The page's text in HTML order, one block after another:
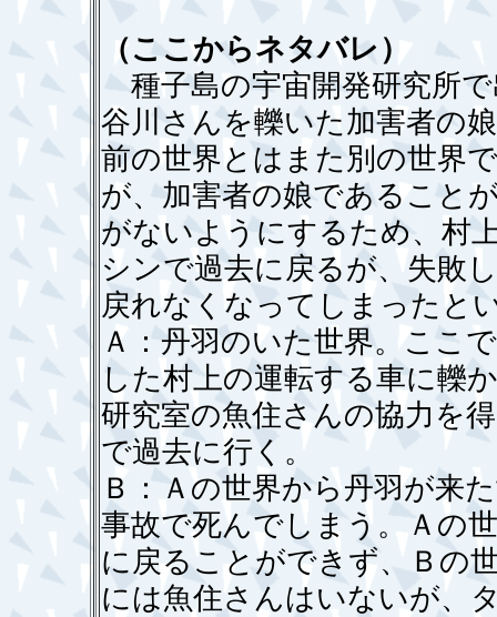
（ここからネタバレ）
種子島の宇宙開発研究所
谷川さんを轢いた加害者の
前の世界とはまた別の世界
が、加害者の娘であること
がないようにするため、村
シンで過去に戻るが、失敗
戻れなくなってしまったと
Ａ：丹羽のいた世界。ここ
した村上の運転する車に轢
研究室の魚住さんの協力を
で過去に行く。
Ｂ：Ａの世界から丹羽が来
事故で死んでしまう。Ａの
に戻ることができず、Ｂの
には魚住さんはいないが、